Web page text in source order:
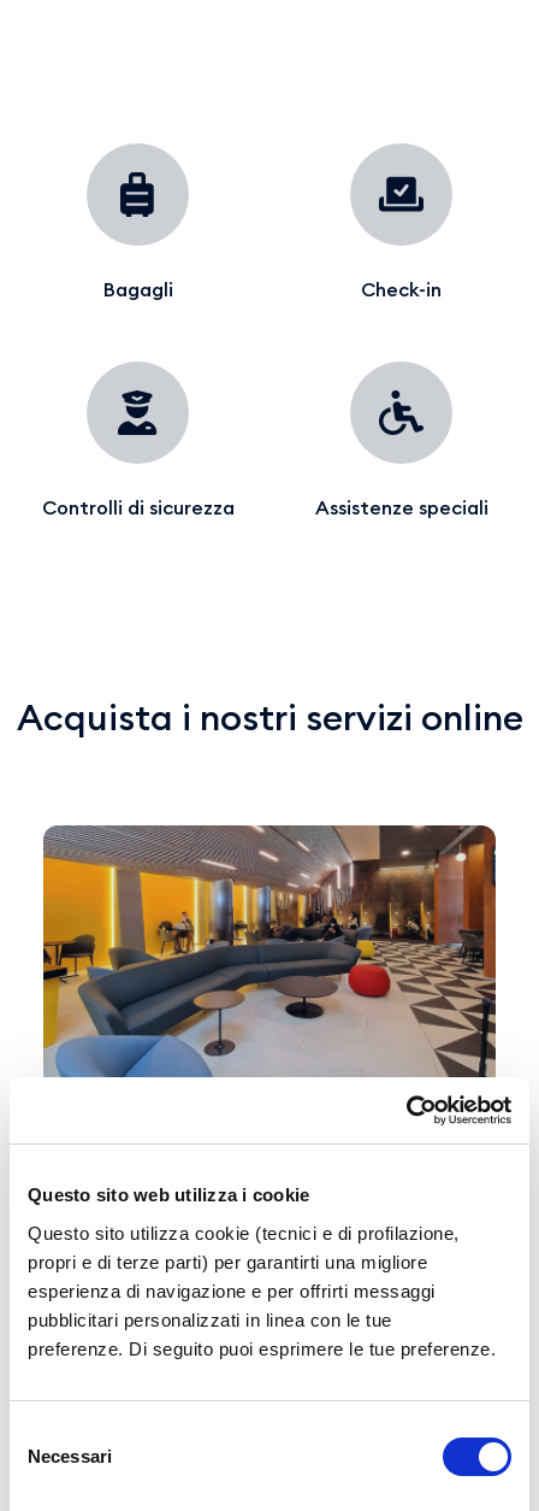
Questo sito web utilizza i cookie
Questo sito utilizza cookie (tecnici e di profilazione,
propri e di terze parti) per garantirti una migliore
esperienza di navigazione e per offrirti messaggi
pubblicitari personalizzati in linea con le tue
preferenze. Di seguito puoi esprimere le tue preferenze.
delNecessari
Bagagli Check-in
Controlli di sicurezza Assistenze speciali
Acquista i nostri servizi online
Sala Vip
Accedi a un'area esclusiva e confortevole in
Scopri di più